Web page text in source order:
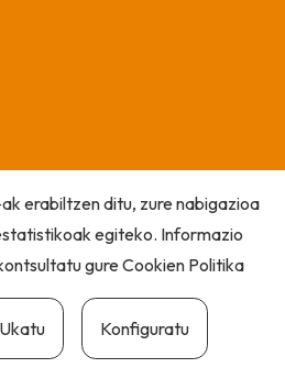
erabiltzen ditu, zure nabigazioa
egiteko. Informazio
gureCookien Politika
Ukatu Konfiguratu